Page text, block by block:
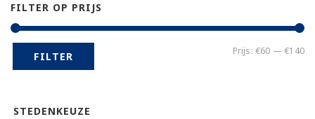
FILTER OP PRIJS
FILTER Prijs: €60 —€140
STEDENKEUZE